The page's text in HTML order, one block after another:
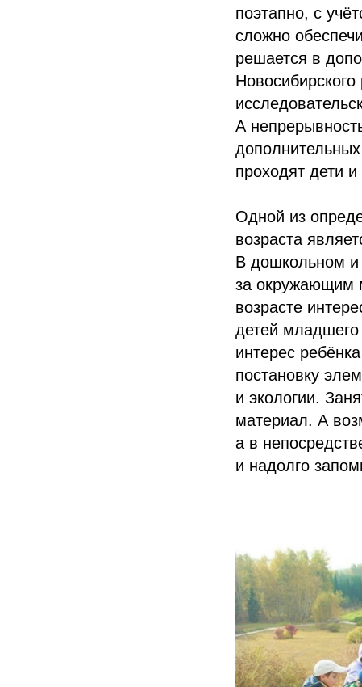
поэтапно, с
сложно
решается в
А
проходят дети
Одной из
возраста
В дошкольном
за окружающим
возрасте
детей младшего
интерес
постановку
и экологии.
материал. А
а в
и надолго